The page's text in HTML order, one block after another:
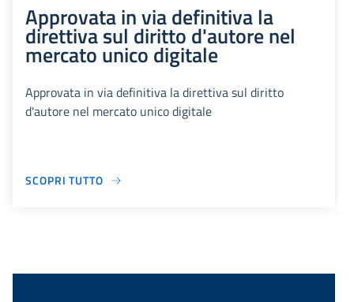
Approvata in via definitiva la
direttiva sul diritto d'autore nel
mercato unico digitale
Approvata in via definitiva la direttiva sul diritto
d'autore nel mercato unico digitale
SCOPRI TUTTO